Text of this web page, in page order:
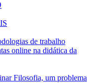
de trabalho
online na didática da
Filosofia, um problema